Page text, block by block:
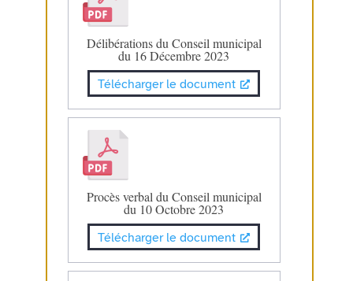
Délibérations du Conseil municipal
du 16 Décembre 2023
Télécharger le document
Procès verbal du Conseil municipal
du 10 Octobre 2023
Télécharger le document